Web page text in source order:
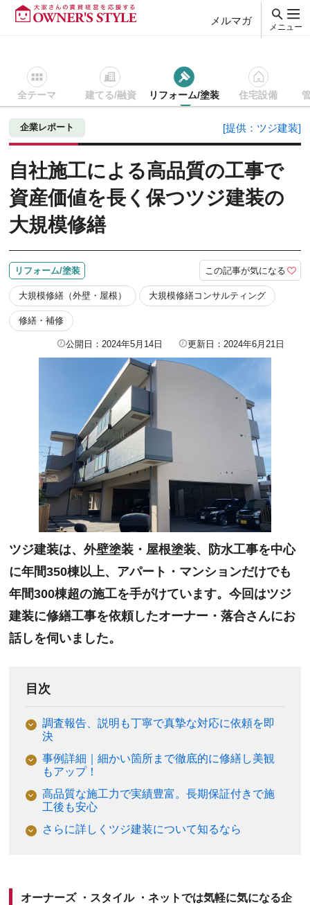
メルマガ
メニュー
全テーマ 建てる/融資 リフォーム/塗装 住宅設備
賃貸経営ＴＯＰ リフォーム/塗装 記事を読む 自社施工によ
企業レポート [提供：ツジ建装]
自社施工による高品質の工事で
資産価値を長く保つツジ建装の
大規模修繕
リフォーム/塗装
大規模修繕（外壁・屋根） 大規模修繕コンサルティング
修繕・補修
この記事が気になる
公開日：2024年5月14日 更新日：2024年6月21日
ツジ建装は、外壁塗装・屋根塗装、防水工事を中心
に年間350棟以上、アパート・マンションだけでも
年間300棟超の施工を手がけています。今回はツジ
建装に修繕工事を依頼したオーナー・落合さんにお
話しを伺いました。
目次
調査報告、説明も丁寧で真摯な対応に依頼を即
決
事例詳細｜細かい箇所まで徹底的に修繕し美観
もアップ！
高品質な施工力で実績豊富。長期保証付きで施
工後も安心
さらに詳しくツジ建装について知るなら
オーナーズ ・スタイル ・ネットでは気軽に気になる企